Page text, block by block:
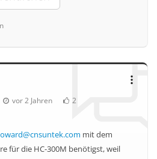
vor 2 Jahren 2
mit dem
für die HC-300M benötigst, weil